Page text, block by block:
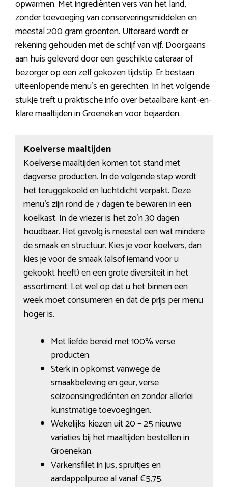
opwarmen. Met ingrediënten vers van het land,
zonder toevoeging van conserveringsmiddelen en
meestal 200 gram groenten. Uiteraard wordt er
rekening gehouden met de schijf van vijf. Doorgaans
aan huis geleverd door een geschikte cateraar of
bezorger op een zelf gekozen tijdstip. Er bestaan
uiteenlopende menu’s en gerechten. In het volgende
stukje treft u praktische info over betaalbare kant-en-
klare maaltijden in Groenekan voor bejaarden.
Koelverse maaltijden
Koelverse maaltijden komen tot stand met
dagverse producten. In de volgende stap wordt
het teruggekoeld en luchtdicht verpakt. Deze
menu’s zijn rond de 7 dagen te bewaren in een
koelkast. In de vriezer is het zo’n 30 dagen
houdbaar. Het gevolg is meestal een wat mindere
de smaak en structuur. Kies je voor koelvers, dan
kies je voor de smaak (alsof iemand voor u
gekookt heeft) en een grote diversiteit in het
assortiment. Let wel op dat u het binnen een
week moet consumeren en dat de prijs per menu
hoger is.
Met liefde bereid met 100% verse
producten.
Sterk in opkomst vanwege de
smaakbeleving en geur, verse
seizoensingrediënten en zonder allerlei
kunstmatige toevoegingen.
Wekelijks kiezen uit 20 – 25 nieuwe
variaties bij het maaltijden bestellen in
Groenekan.
Varkensfilet in jus, spruitjes en
aardappelpuree al vanaf €5,75.